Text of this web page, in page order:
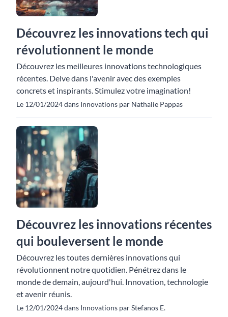
Découvrez les innovations tech qui
révolutionnent le monde
Découvrez les meilleures innovations technologiques
récentes. Delve dans l'avenir avec des exemples
concrets et inspirants. Stimulez votre imagination!
Le 12/01/2024 dans Innovations par Nathalie Pappas
Découvrez les innovations récentes
qui bouleversent le monde
Découvrez les toutes dernières innovations qui
révolutionnent notre quotidien. Pénétrez dans le
monde de demain, aujourd'hui. Innovation, technologie
et avenir réunis.
Le 12/01/2024 dans Innovations par Stefanos E.